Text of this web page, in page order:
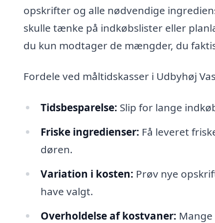
opskrifter og alle nødvendige
skulle tænke på indkøbslister eller
du kun modtager de mængder, du
Fordele ved måltidskasser i Udbyhøj
Tidsbesparelse: Slip for lange
Friske ingredienser: Få leveret
døren.
Variation i kosten: Prøv nye
have valgt.
Overholdelse af kostvaner: